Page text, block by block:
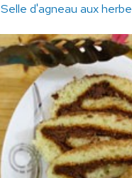
Selle d'agneau aux